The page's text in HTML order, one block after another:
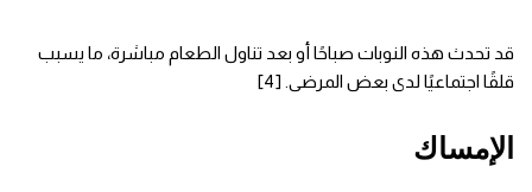
قد تحدث هذه النوبات صباحًا أو بعد تناول الطعام مباشرة، ما يسبب
قلقًا اجتماعيًا لدى بعض المرضى. [4]
الإمساك